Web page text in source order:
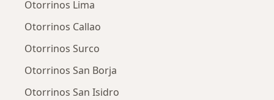
Otorrinos Lima
Otorrinos Callao
Otorrinos Surco
Otorrinos San Borja
Otorrinos San Isidro